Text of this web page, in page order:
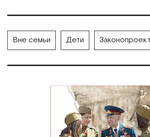
Вне семьи Дети Законопроект